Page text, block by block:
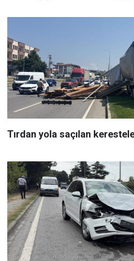
Tırdan yola saçılan